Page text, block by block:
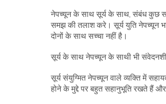
नेपच्यून के साथ सूर्य के साथ, संबंध कुछ
समझ की तलाश करे। सूर्य युति नेपच्यून
दोनों के साथ सच्चा नहीं है।
सूर्य के साथ नेपच्यून के साथी भी
सूर्य संयुग्मित नेपच्यून वाले व्यक्ति में
होने के मुद्दे पर बहुत सहानुभूति रखते हैं